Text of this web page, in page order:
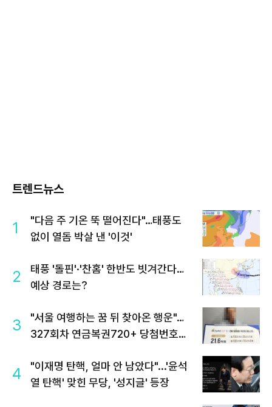
트렌드뉴스
1
"다음 주 기온 뚝 떨어진다"…태풍도
없이 열돔 박살 낸 '이것'
2
태풍 '돌핀'·'찬홈' 한반도 빗겨간다…
예상 경로는?
3
"서울 여행하는 꿈 뒤 찾아온 행운"…
327회차 연금복권720+ 당첨번호조
4
"이재명 탄핵, 얼마 안 남았다"...'윤석
열 탄핵' 맞힌 무당, '성지글' 등장